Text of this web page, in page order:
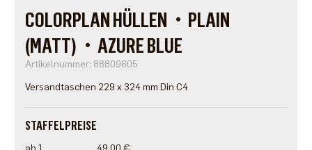
COLORPLAN HÜLLEN・PLAIN
(MATT)・AZURE BLUE
Artikelnummer: 88809605
Versandtaschen 229 x 324 mm Din C4
STAFFELPREISE